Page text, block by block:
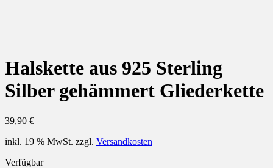
Halskette aus 925 Sterling
Silber gehämmert Gliederkette
39,90 €
inkl. 19 % MwSt. zzgl. Versandkosten
Verfügbar